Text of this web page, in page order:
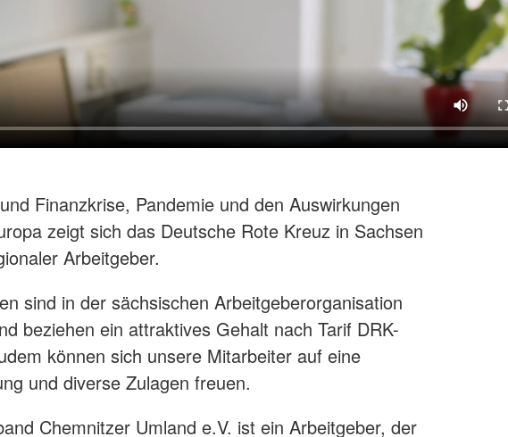
Finanzkrise, Pandemie und den Auswirkungen
zeigt sich das Deutsche Rote Kreuz in Sachsen
Arbeitgeber.
sind in der sächsischen Arbeitgeberorganisation
beziehen ein attraktives Gehalt nach Tarif DRK-
können sich unsere Mitarbeiter auf eine
und diverse Zulagen freuen.
Chemnitzer Umland e.V. ist ein Arbeitgeber, der